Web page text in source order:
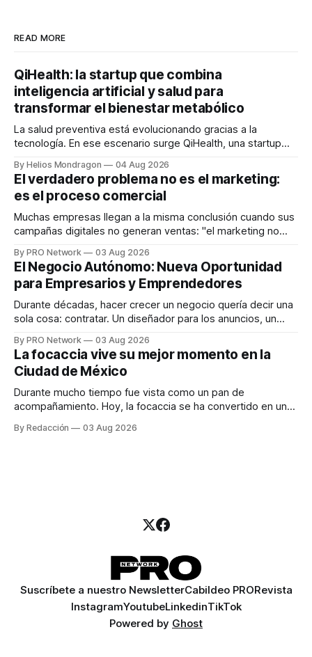
READ MORE
QiHealth: la startup que combina
inteligencia artificial y salud para
transformar el bienestar metabólico
La salud preventiva está evolucionando gracias a la
tecnología. En ese escenario surge QiHealth, una startup
dispositivos inteligentes, inteligencia artificial y monitoreo
en tiempo real para ayudar a las personas a tomar mejores
decisiones sobre su salud metabólica. Su propuesta busca
responder
By Helios Mondragon 04 Aug 2026
El verdadero problema no es el marketing:
es el proceso comercial
Muchas empresas llegan a la misma conclusión cuando sus
campañas digitales no generan ventas: "el marketing no
INTERIUS, el problema suele estar en otro lugar. Durante
una entrevista para el podcast SER PRO, el especialista en
marketing digital explicó que
By PRO Network 03 Aug 2026
El Negocio Autónomo: Nueva Oportunidad
para Empresarios y Emprendedores
Durante décadas, hacer crecer un negocio quería decir una
sola cosa: contratar. Un diseñador para los anuncios, un
para los textos, alguien que supiera de publicidad digital
para encontrar prospectos, un vendedor para atender
llamadas y mensajes, y —con suerte— una persona
By PRO Network 03 Aug 2026
La focaccia vive su mejor momento en la
Ciudad de México
Durante mucho tiempo fue vista como un pan de
acompañamiento. Hoy, la focaccia se ha convertido en uno
artesanal, ingredientes de calidad y experiencias que
By Redacción 03 Aug 2026
Suscríbete a nuestro NewsletterCabildeo PRORevista
InstagramYoutubeLinkedinTikTok
Powered by Ghost